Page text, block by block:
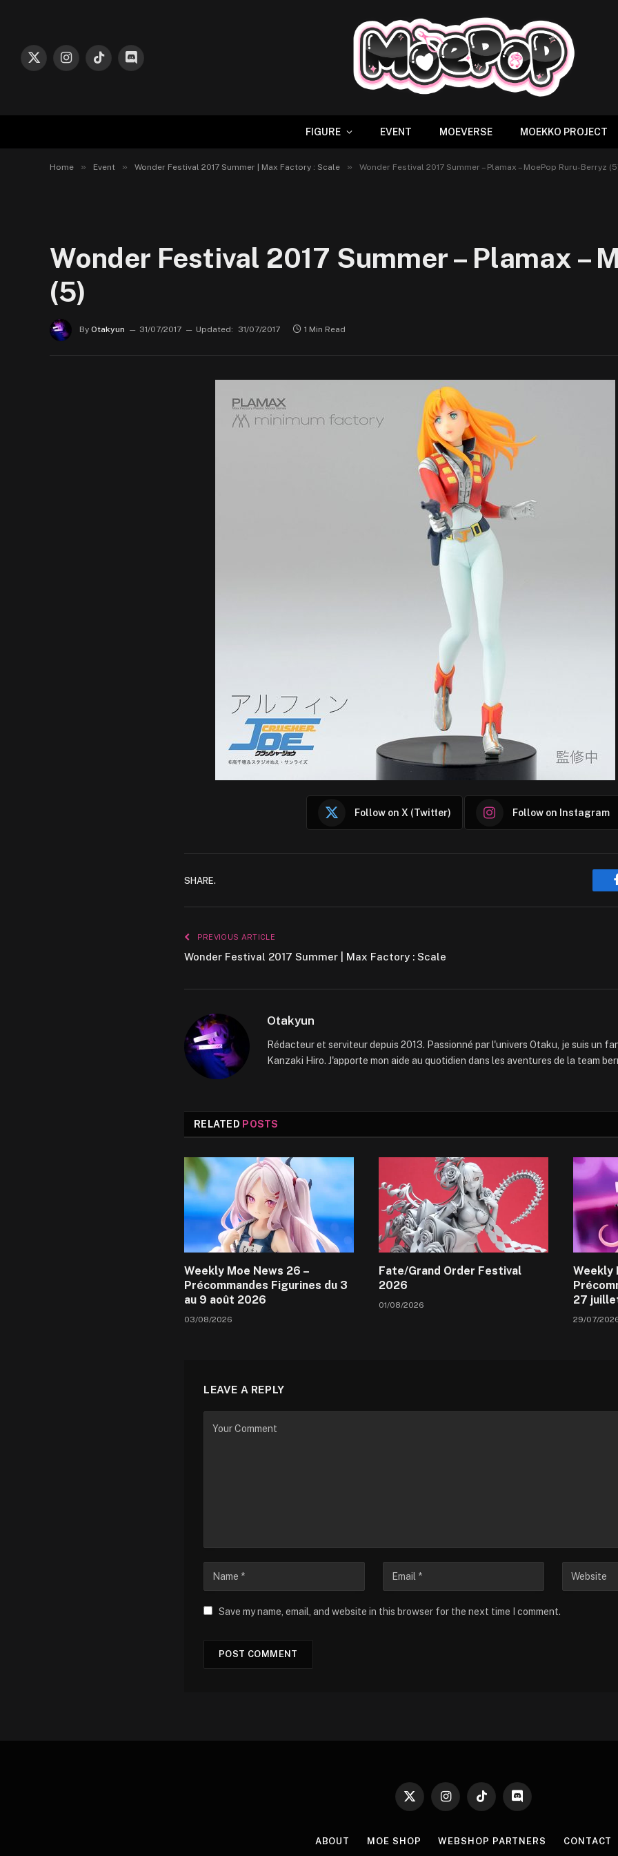
X
InstagramTikTokDiscord
FIGURE EVENT MOEVERSE MOEKKO PROJECT
Home » Event » Wonder Festival 2017 Summer | Max Factory : Scale » Wonder Festival 2017 Summer – Plamax – MoePop Ruru-Berryz
Wonder Festival 2017 Summer – Plamax –
(5)
By Otakyun 31/07/2017 Updated: 31/07/2017 1 Min Read
Follow on X (Twitter) Follow on Instagram
SHARE.
PREVIOUS ARTICLE
Wonder Festival 2017 Summer | Max Factory : Scale
Otakyun
Rédacteur et serviteur depuis 2013. Passionné par l'univers Otaku, je suis un
Kanzaki Hiro. J'apporte mon aide au quotidien dans les aventures de la team
RELATED POSTS
Weekly Moe News 26 –
Précommandes Figurines du 3
au 9 août 2026
03/08/2026
Fate/Grand Order Festival
2026
01/08/2026
Weekly
27
29/07/
LEAVE A REPLY
Save my name, email, and website in this browser for the next time I comment.
X
InstagramTikTok Discord
ABOUT MOE SHOP WEBSHOP PARTNERS CONTACT